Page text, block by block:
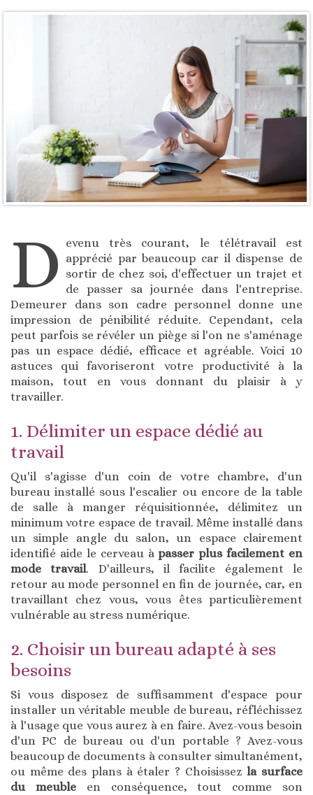
D
evenu très courant, le télétravail est
apprécié par beaucoup car il dispense de
sortir de chez soi, d'effectuer un trajet et
de passer sa journée dans l'entreprise.
Demeurer dans son cadre personnel donne une
impression de pénibilité réduite. Cependant, cela
peut parfois se révéler un piège si l'on ne s'aménage
pas un espace dédié, efficace et agréable. Voici 10
astuces qui favoriseront votre productivité à la
maison, tout en vous donnant du plaisir à y
travailler.
1. Délimiter un espace dédié au
travail
Qu'il s'agisse d'un coin de votre chambre, d'un
bureau installé sous l'escalier ou encore de la table
de salle à manger réquisitionnée, délimitez un
minimum votre espace de travail. Même installé dans
un simple angle du salon, un espace clairement
identifié aide le cerveau àpasser plus facilement en
mode travail. D'ailleurs, il facilite également le
retour au mode personnel en fin de journée, car, en
travaillant chez vous, vous êtes particulièrement
vulnérable au stress numérique.
2. Choisir un bureau adapté à ses
besoins
Si vous disposez de suffisamment d'espace pour
installer un véritable meuble de bureau, réfléchissez
à l'usage que vous aurez à en faire. Avez-vous besoin
d'un PC de bureau ou d'un portable ? Avez-vous
beaucoup de documents à consulter simultanément,
ou même des plans à étaler ? Choisissezla surface
du meubleen conséquence, tout comme son